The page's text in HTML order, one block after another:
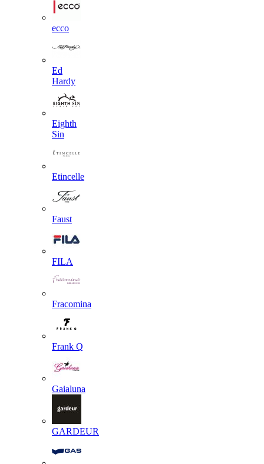
ecco
Ed
Hardy
Eighth
Sin
Etincelle
Faust
FILA
Fracomina
Frank Q
Gaialuna
GARDEUR